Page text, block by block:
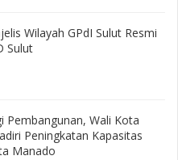
Wilayah GPdI Sulut Resmi
Sulut
Pembangunan, Wali Kota
Peningkatan Kapasitas
Manado